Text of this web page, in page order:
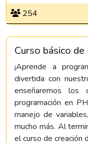
254
Curso básico
¡Aprende a
divertida con
enseñaremos los
programación en
manejo de
mucho más. Al
el curso de creación